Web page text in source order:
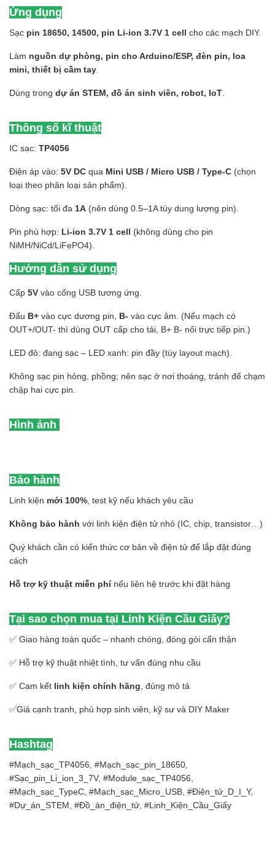
Ứng dụng
Sạc pin 18650, 14500, pin Li-ion 3.7V 1 cell cho các mạch DIY.
Làm nguồn dự phòng, pin cho Arduino/ESP, đèn pin, loa
mini, thiết bị cầm tay
Dùng trong dự án STEM, đồ án sinh viên, robot, IoT
Thông số kĩ thuật
IC sạc: TP4056
Điện áp vào: 5V DC qua Mini USB / Micro USB / Type-C (chọn
loại theo phân loại sản phẩm).
Dòng sạc: tối đa 1A (nên dùng 0.5–1A tùy dung lượng pin).
Pin phù hợp: Li-ion 3.7V 1 cell (không dùng cho pin
NiMH/NiCd/LiFePO4).
Hướng dẫn sử dụng
Cấp 5V vào cổng USB tương ứng.
Đấu B+ vào cực dương pin, B- vào cực âm. (Nếu mạch có
OUT+/OUT- thì dùng OUT cấp cho tải, B+ B- nối trực tiếp pin.)
LED đỏ: đang sạc – LED xanh: pin đầy (tùy layout mạch).
Không sạc pin hỏng, phồng; nên sạc ở nơi thoáng, tránh để chạm
chập hai cực pin.
Hình ảnh
Bảo hành
Linh kiện mới 100% , test kỹ nếu khách yêu cầu
Không bảo hành với linh kiện điện tử nhỏ (IC, chip, transistor…)
Quý khách cần có kiến thức cơ bản về điện tử để lắp đặt đúng
cách
Hỗ trợ kỹ thuật miễn phínếu liên hệ trước khi đặt hàng
Tại sao chọn mua tại Linh Kiện Cầu Giấy?
✅ Giao hàng toàn quốc – nhanh chóng, đóng gói cẩn thận
✅ Hỗ trợ kỹ thuật nhiệt tình, tư vấn đúng nhu cầu
✅ Cam kết linh kiện chính hãng , đúng mô tả
✅Giá cạnh tranh, phù hợp sinh viên, kỹ sư và DIY Maker
Hashtag
#Mạch_sạc_TP4056, #Mạch_sạc_pin_18650,
#Sạc_pin_Li_ion_3_7V, #Module_sạc_TP4056,
#Mạch_sạc_TypeC, #Mạch_sạc_Micro_USB, #Điện_tử_D_I_Y,
#Dự_án_STEM, #Đồ_án_điện_tử, #Linh_Kiện_Cầu_Giấy